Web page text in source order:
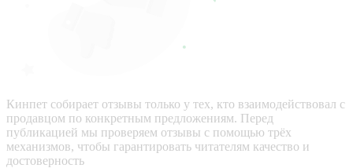
Кинпет собирает отзывы только у тех, кто взаимодействовал с
продавцом по конкретным предложениям. Перед
публикацией мы проверяем отзывы с помощью трёх
механизмов, чтобы гарантировать читателям качество и
достоверность